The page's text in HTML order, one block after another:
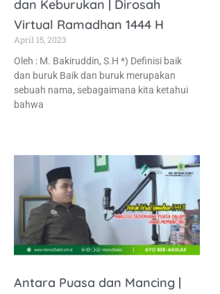
dan Keburukan | Dirosah
Virtual Ramadhan 1444 H
April 15, 2023
Oleh : M. Bakiruddin, S.H *) Definisi baik
dan buruk Baik dan buruk merupakan
sebuah nama, sebagaimana kita ketahui
bahwa
Antara Puasa dan Mancing |